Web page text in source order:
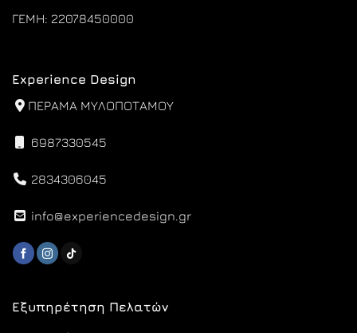
ΓΕΜΗ: 22078450000
Εξυπηρέτηση Πελατών
Experience Design
ΠΕΡΑΜΑ ΜΥΛΟΠΟΤΑΜΟΥ
6987330545
2834306045
info@experiencedesign.gr